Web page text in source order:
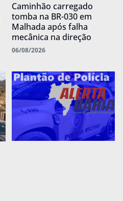
Caminhão carregado
tomba na BR-030 em
Malhada após falha
mecânica na direção
06/08/2026